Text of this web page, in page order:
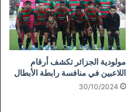
مولودية الجزائر تكشف أرقام
اللاعبين في منافسة رابطة الأبطال
30/10/2024